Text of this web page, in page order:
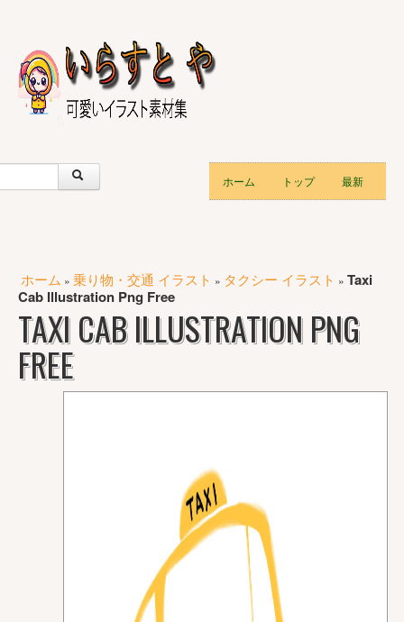
ホーム トップ 最新
ホーム » 乗り物・交通 イラスト » タクシー イラスト » Taxi
Cab Illustration Png Free
TAXI CAB ILLUSTRATION PNG
FREE